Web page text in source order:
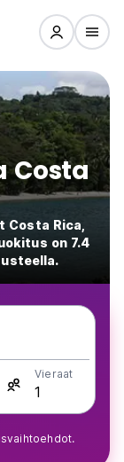
Costa
Costa Rica,
on 7.4
Vieraat